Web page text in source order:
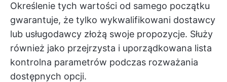
Określenie tych wartości od samego początku
gwarantuje, że tylko wykwalifikowani dostawcy
lub usługodawcy złożą swoje propozycje. Służy
również jako przejrzysta i uporządkowana lista
kontrolna parametrów podczas rozważania
dostępnych opcji.